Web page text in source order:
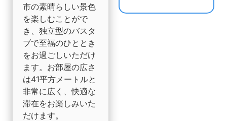
市の素晴らしい景色
を楽しむことがで
き、独立型のバスタ
ブで至福のひととき
をお過ごしいただけ
ます。お部屋の広さ
は41平方メートルと
非常に広く、快適な
滞在をお楽しみいた
だけます。